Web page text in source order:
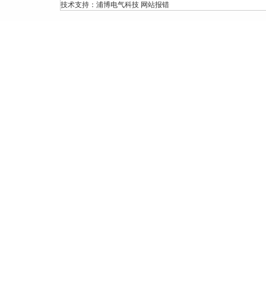
技术支持： 浦博电气科技 网站报错